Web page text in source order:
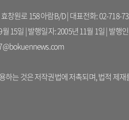
창원로 158 아람B/D | 대표전화: 02-718-
15일 | 발행일자: 2005년 11월 1일 | 발행
는 것은 저작권법에 저촉되며, 법적 제재